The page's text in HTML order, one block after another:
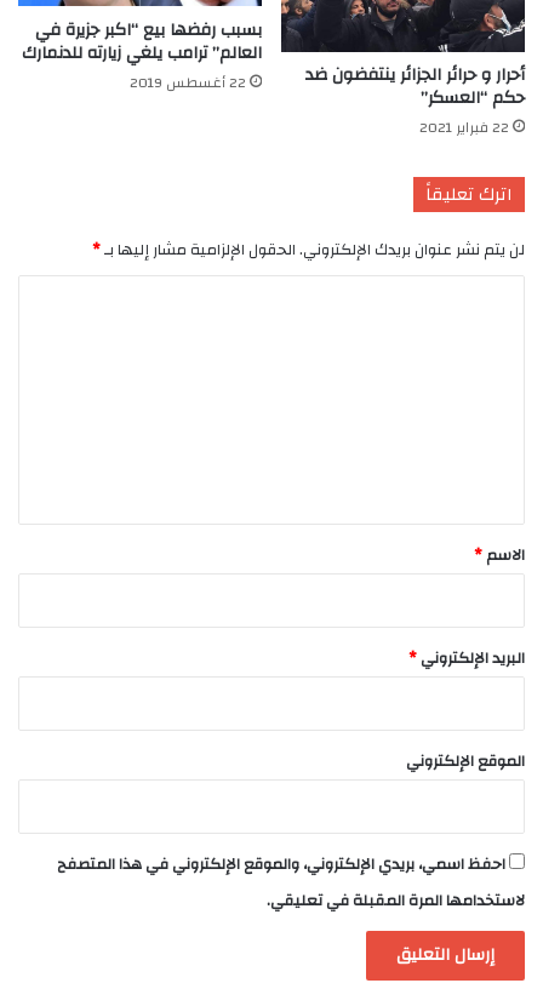
أحرار و حرائر الجزائر ينتفضون ضد
حكم “العسكر”
22 فبراير 2021
بسبب رفضها بيع “اكبر جزيرة في
العالم” ترامب يلغي زيارته للدنمارك
22 أغسطس 2019
اترك تعليقاً
لن يتم نشر عنوان بريدك الإلكتروني.الحقول الإلزامية مشار إليها بـ*
*
الاسم*
البريد الإلكتروني*
الموقع الإلكتروني
احفظ اسمي، بريدي الإلكتروني، والموقع الإلكتروني في هذا المتصفح
لاستخدامها المرة المقبلة في تعليقي.